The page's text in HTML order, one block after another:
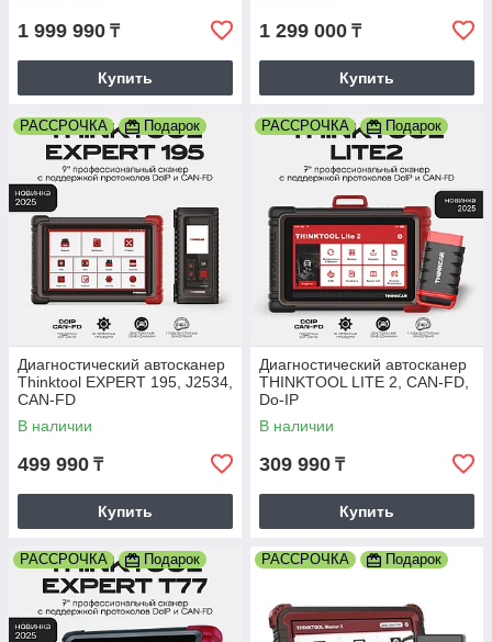
1 999 990 ₸
Купить
1 299 000 ₸
Купить
РАССРОЧКА Подарок
Диагностический автосканер
Thinktool EXPERT 195, J2534,
CAN-FD
В наличии
499 990 ₸
Купить
РАССРОЧКА Подарок
Диагностический автосканер
THINKTOOL LITE 2, CAN-FD,
Do-IP
В наличии
309 990 ₸
Купить
РАССРОЧКА Подарок РАССРОЧКА Подарок